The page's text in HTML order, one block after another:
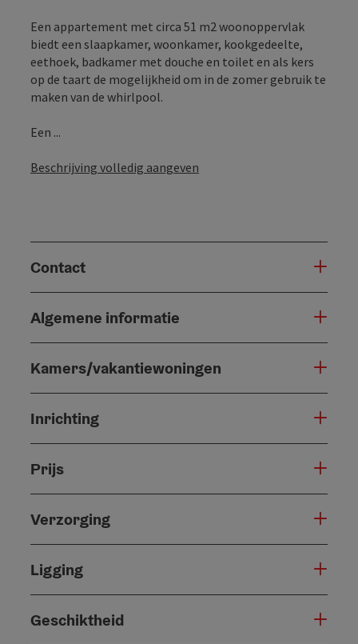
Een appartement met circa 51 m2 woonoppervlak
biedt een slaapkamer, woonkamer, kookgedeelte,
eethoek, badkamer met douche en toilet en als kers
op de taart de mogelijkheid om in de zomer gebruik te
maken van de whirlpool.
Een ...
Beschrijving volledig aangeven
Contact
Algemene informatie
Kamers/vakantiewoningen
Inrichting
Prijs
Verzorging
Ligging
Geschiktheid